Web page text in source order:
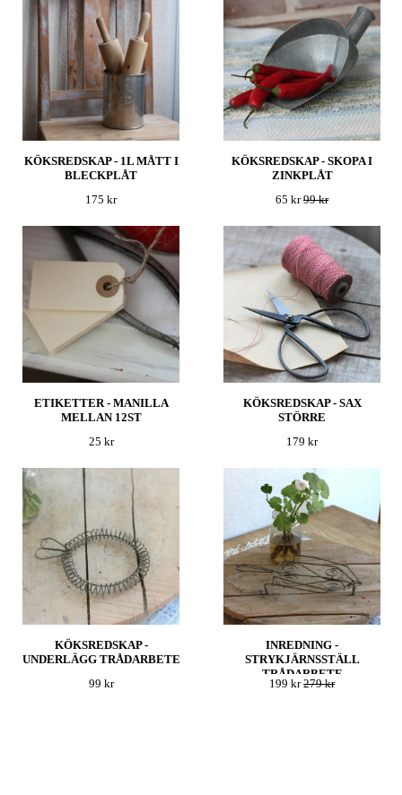
KÖKSREDSKAP - 1L MÅTT I
BLECKPLÅT
175 kr
KÖKSREDSKAP - SKOPA I
ZINKPLÅT
65 kr99 kr
ETIKETTER - MANILLA
MELLAN 12ST
25 kr
KÖKSREDSKAP - SAX
STÖRRE
179 kr
KÖKSREDSKAP -
UNDERLÄGG TRÅDARBETE
99 kr
INREDNING -
STRYKJÄRNSSTÄLL
TRÅDARBETE
199 kr279 kr